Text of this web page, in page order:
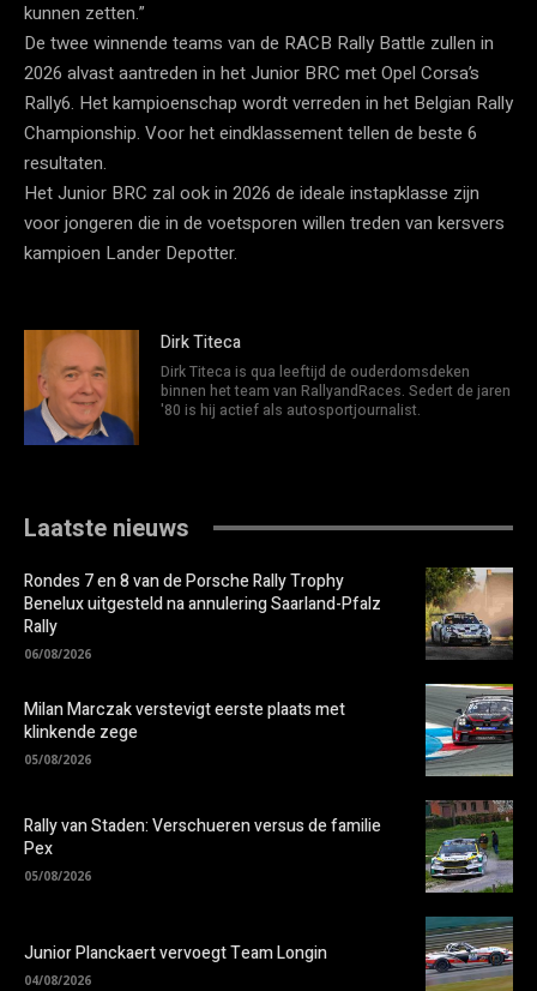
kunnen zetten.”
De twee winnende teams van de RACB Rally Battle zullen in
2026 alvast aantreden in het Junior BRC met Opel Corsa’s
Rally6. Het kampioenschap wordt verreden in het Belgian Rally
Championship. Voor het eindklassement tellen de beste 6
resultaten.
Het Junior BRC zal ook in 2026 de ideale instapklasse zijn
voor jongeren die in de voetsporen willen treden van kersvers
kampioen Lander Depotter.
Dirk Titeca
Dirk Titeca is qua leeftijd de ouderdomsdeken
binnen het team van RallyandRaces. Sedert de jaren
'80 is hij actief als autosportjournalist.
Laatste nieuws
Rondes 7 en 8 van de Porsche Rally Trophy
Benelux uitgesteld na annulering Saarland-Pfalz
Rally
06/08/2026
Milan Marczak verstevigt eerste plaats met
klinkende zege
05/08/2026
Rally van Staden: Verschueren versus de familie
Pex
05/08/2026
Junior Planckaert vervoegt Team Longin
04/08/2026